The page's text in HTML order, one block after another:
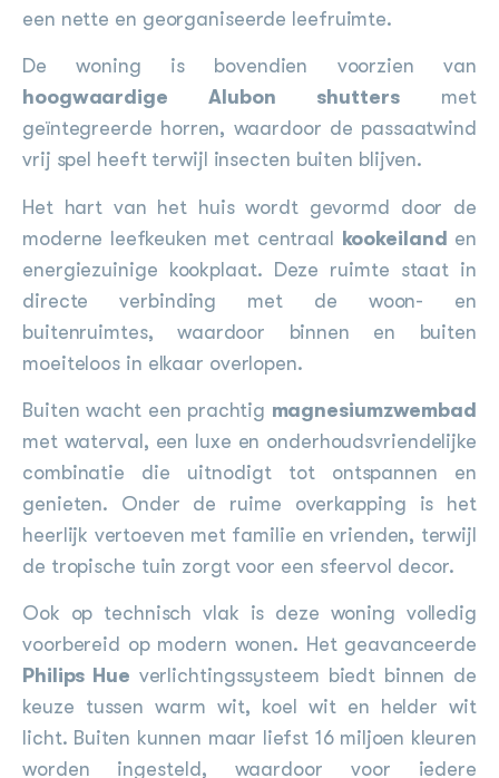
een nette en georganiseerde leefruimte.
De woning is bovendien voorzien van
hoogwaardige Alubon shuttersmet
geïntegreerde horren, waardoor de passaatwind
vrij spel heeft terwijl insecten buiten blijven.
Het hart van het huis wordt gevormd door de
moderne leefkeuken met centraal kookeiland en
energiezuinige kookplaat. Deze ruimte staat in
directe verbinding met de woon- en
buitenruimtes, waardoor binnen en buiten
moeiteloos in elkaar overlopen.
Buiten wacht een prachtig magnesiumzwembad
met waterval, een luxe en onderhoudsvriendelijke
combinatie die uitnodigt tot ontspannen en
genieten. Onder de ruime overkapping is het
heerlijk vertoeven met familie en vrienden, terwijl
de tropische tuin zorgt voor een sfeervol decor.
Ook op technisch vlak is deze woning volledig
voorbereid op modern wonen. Het geavanceerde
Philips Hue verlichtingssysteem biedt binnen de
keuze tussen warm wit, koel wit en helder wit
licht. Buiten kunnen maar liefst 16 miljoen kleuren
worden ingesteld, waardoor voor iedere